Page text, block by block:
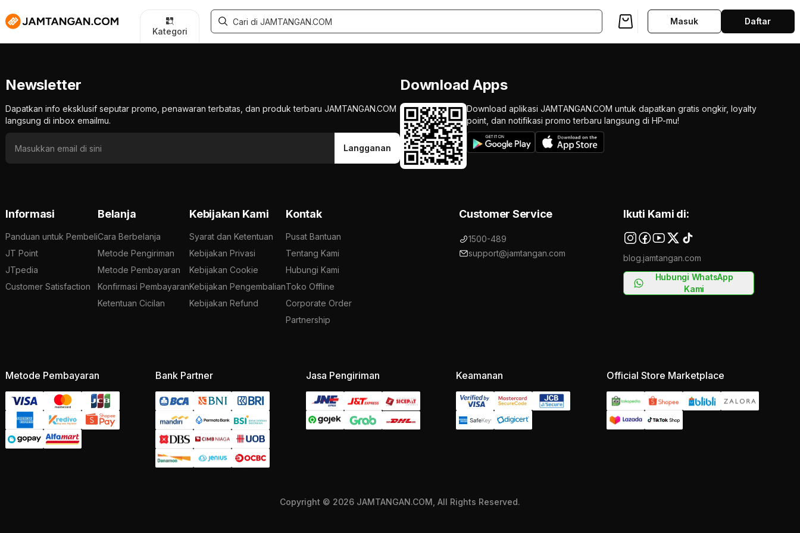
Newsletter
Dapatkan info eksklusif seputar promo, penawaran terbatas, dan produk terbaru JAMTANGAN.COM
langsung di inbox emailmu.
Langganan
Download Apps
Download aplikasi JAMTANGAN.COM untuk dapatkan gratis ongkir, loyalty
point, dan notifikasi promo terbaru langsung di HP-mu!
Informasi
Panduan untuk Pembeli
JT Point
JTpedia
Customer Satisfaction
Belanja
Cara Berbelanja
Metode Pengiriman
Metode Pembayaran
Konfirmasi Pembayaran
Ketentuan Cicilan
Kebijakan Kami
Syarat dan Ketentuan
Kebijakan Privasi
Kebijakan Cookie
Kebijakan Pengembalian
Kebijakan Refund
Kontak
Pusat Bantuan
Tentang Kami
Hubungi Kami
Toko Offline
Corporate Order
Partnership
Customer Service
1500-489
support@jamtangan.com
Ikuti Kami di:
blog.jamtangan.com
Hubungi WhatsApp
Kami
Metode Pembayaran Bank Partner Jasa Pengiriman Keamanan Official Store Marketplace
Copyright © 2026 JAMTANGAN.COM, All Rights Reserved.
Kategori
Masuk Daftar